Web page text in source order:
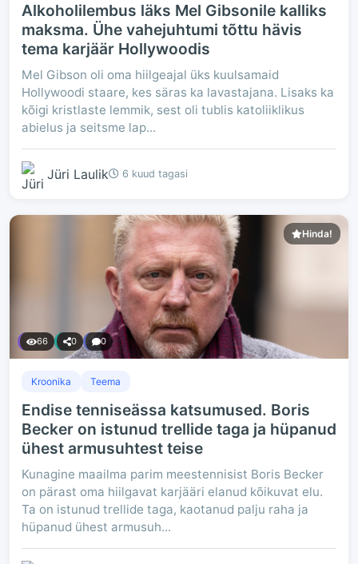
Alkoholilembus läks Mel Gibsonile kalliks
maksma. Ühe vahejuhtumi tõttu hävis
tema karjäär Hollywoodis
Mel Gibson oli oma hiilgeajal üks kuulsamaid
Hollywoodi staare, kes säras ka lavastajana. Lisaks ka
kõigi kristlaste lemmik, sest oli tublis katoliiklikus
abielus ja seitsme lap...
Jüri Laulik 6 kuud tagasi
Hinda!
66 0 0
Kroonika Teema
Endise tenniseässa katsumused. Boris
Becker on istunud trellide taga ja hüpanud
ühest armusuhtest teise
Kunagine maailma parim meestennisist Boris Becker
on pärast oma hiilgavat karjääri elanud kõikuvat elu.
Ta on istunud trellide taga, kaotanud palju raha ja
hüpanud ühest armusuh...